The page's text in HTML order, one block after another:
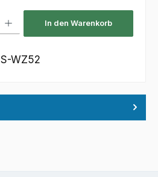
In den Warenkorb
S-WZ52